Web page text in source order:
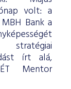
volt: a
Bank a
írt alá,
Mentor